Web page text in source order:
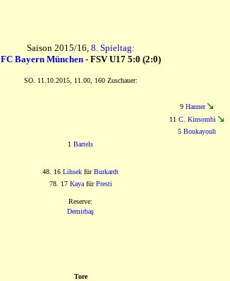
Saison 2015/16, 8. Spieltag:
FC Bayern München- FSV U17 5:0 (2:0)
SO. 11.10.2015, 11.00, 160 Zuschauer:
9 Hanner
11 C. Kinsombi
5 Boukayouh
1 Bartels
48. 16 Lihsek fürBurkardt
78. 17 KayafürPresti
Reserve:
Demirbaş
Tore